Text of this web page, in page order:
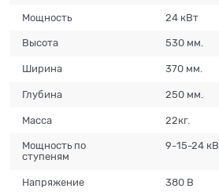
Мощность 24 кВт
Высота 530 мм.
Ширина 370 мм.
Глубина 250 мм.
Масса 22кг.
Мощность по
ступеням
9-15-24
Напряжение 380 В